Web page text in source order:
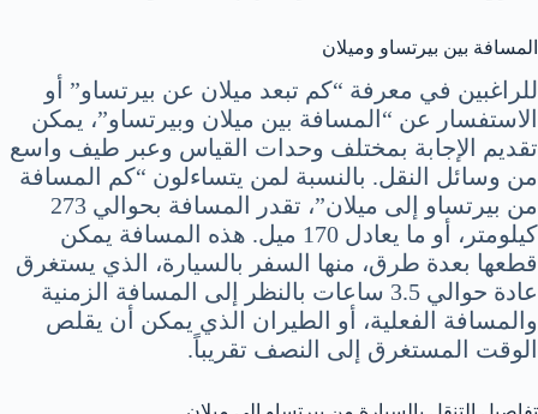
المسافة بين بيرتساو وميلان
للراغبين في معرفة “كم تبعد ميلان عن بيرتساو” أو
الاستفسار عن “المسافة بين ميلان وبيرتساو”، يمكن
تقديم الإجابة بمختلف وحدات القياس وعبر طيف واسع
من وسائل النقل. بالنسبة لمن يتساءلون “كم المسافة
من بيرتساو إلى ميلان”، تقدر المسافة بحوالي 273
كيلومتر، أو ما يعادل 170 ميل. هذه المسافة يمكن
قطعها بعدة طرق، منها السفر بالسيارة، الذي يستغرق
عادة حوالي 3.5 ساعات بالنظر إلى المسافة الزمنية
والمسافة الفعلية، أو الطيران الذي يمكن أن يقلص
الوقت المستغرق إلى النصف تقريباً.